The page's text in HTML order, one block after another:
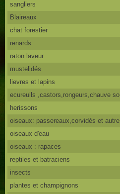
sangliers
Blaireaux
chat forestier
renards
raton laveur
mustelidés
lievres et lapins
ecureuils ,castors,rongeurs,chauve
herissons
oiseaux: passereaux,corvidés et
oiseaux d'eau
oiseaux : rapaces
reptiles et batraciens
insects
plantes et champignons